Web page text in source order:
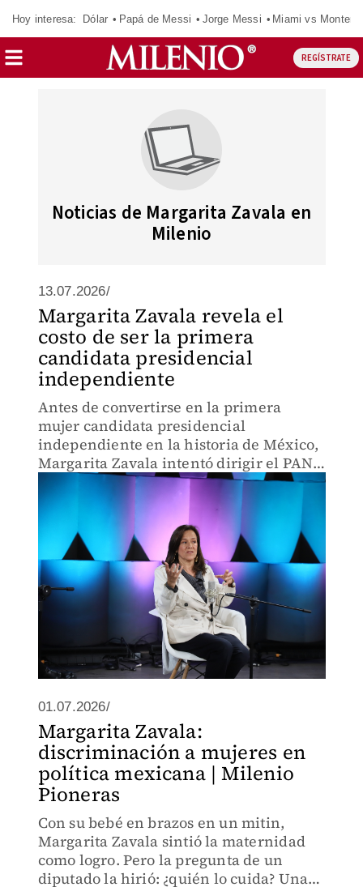
Hoy interesa: Dólar Papá de Messi Jorge Messi Miami vs
REGÍSTRATE
Noticias de Margarita Zavala en
Milenio
13.07.2026/
Margarita Zavala revela el
costo de ser la primera
candidata presidencial
independiente
Antes de convertirse en la primera
mujer candidata presidencial
independiente en la historia de México,
Margarita Zavala intentó dirigir el PAN,
aunque tampoco pudo.
01.07.2026/
Margarita Zavala:
discriminación a mujeres en
política mexicana | Milenio
Pioneras
Con su bebé en brazos en un mitin,
Margarita Zavala sintió la maternidad
como logro. Pero la pregunta de un
diputado la hirió: ¿quién lo cuida? Una